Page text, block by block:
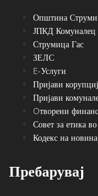
Општина
ЈПКД Комуналец
Струмица Гас
ЗЕЛС
E-Услуги
Пријави
Пријави
Oтворени
Совет за етика
Кодекс на
Пребарувај